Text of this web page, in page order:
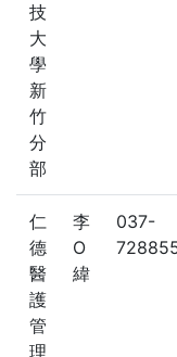
技
大
學
新
竹
分
部
仁
德
醫
護
管
理
李
O
緯
037-